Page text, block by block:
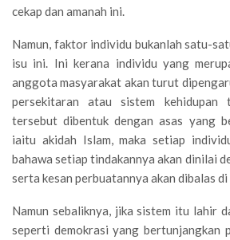
cekap dan amanah ini.
Namun, faktor individu bukanlah satu-
isu ini. Ini kerana individu yang
anggota masyarakat akan turut
persekitaran atau sistem kehidupan
tersebut dibentuk dengan asas yang
iaitu akidah Islam, maka setiap
bahawa setiap tindakannya akan dinilai
serta kesan perbuatannya akan dibalas
Namun sebaliknya, jika sistem itu lahir
seperti demokrasi yang bertunjangkan